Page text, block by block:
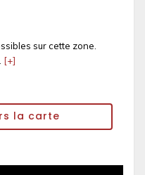
sur cette zone.
[+]
la carte